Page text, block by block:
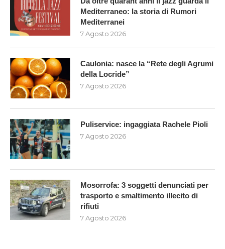
Mediterraneo: la storia di Rumori
Mediterranei
7 Agosto 2026
Caulonia: nasce la “Rete degli Agrumi
della Locride”
7 Agosto 2026
Puliservice: ingaggiata Rachele Pioli
7 Agosto 2026
Mosorrofa: 3 soggetti denunciati per
trasporto e smaltimento illecito di
rifiuti
7 Agosto 2026